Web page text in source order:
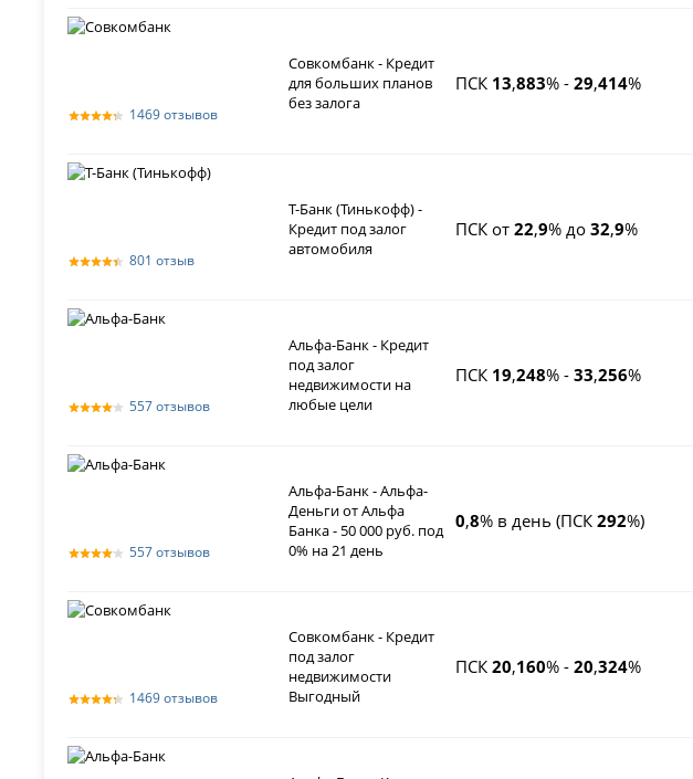
1469 отзывов
Совкомбанк - Кредит
для больших планов
без залога
ПСК 13,883% - 29,414%
801 отзыв
Т-Банк (Тинькофф) -
Кредит под залог
автомобиля
ПСК от 22,9% до 32,9%
557 отзывов
Альфа-Банк - Кредит
под залог
недвижимости на
любые цели
ПСК 19,248% - 33,256%
557 отзывов
Альфа-Банк - Альфа-
Деньги от Альфа
Банка - 50 000 руб. под
0% на 21 день
0,8% в день (ПСК 292%)
1469 отзывов
Совкомбанк - Кредит
под залог
недвижимости
Выгодный
ПСК 20,160% - 20,324%